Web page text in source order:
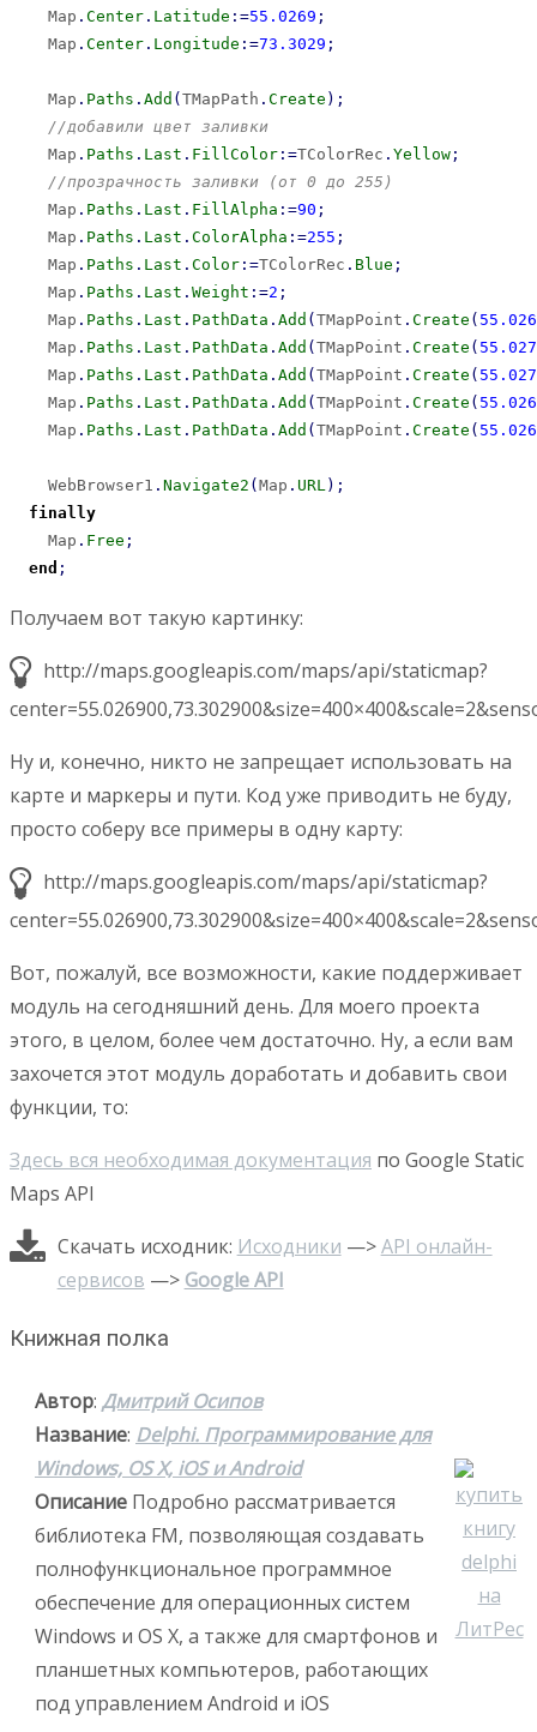
    Map
. Center . Latitude : =55.0269 ;
    Map
. Center . Longitude : =73.3029 ;
    Map
. Paths . Add ( TMapPath . Create ) ;
//добавили цвет заливки
    Map
. Paths . Last . FillColor : =TColorRec . Yellow ;
//прозрачность заливки (от 0 до 255)
    Map
. Paths . Last . FillAlpha : =90 ;
    Map
. Paths . Last . ColorAlpha : =255 ;
    Map
. Paths . Last . Color : =TColorRec . Blue ;
    Map
. Paths . Last . Weight : =2 ;
    Map
. Paths . Last . PathData . Add ( TMapPoint . Create (
    Map
. Paths . Last . PathData . Add ( TMapPoint . Create (
    Map
. Paths . Last . PathData . Add ( TMapPoint . Create (
    Map
. Paths . Last . PathData . Add ( TMapPoint . Create (
    Map
. Paths . Last . PathData . Add ( TMapPoint . Create (
    WebBrowser1
. Navigate2 ( Map . URL ) ;
finally
    Map
. Free ;
end ;
Получаем вот такую картинку:
http://maps.googleapis.com/maps/api/staticmap?
Ну и, конечно, никто не запрещает использовать на
карте и маркеры и пути. Код уже приводить не буду,
просто соберу все примеры в одну карту:
http://maps.googleapis.com/maps/api/staticmap?
Вот, пожалуй, все возможности, какие поддерживает
модуль на сегодняшний день. Для моего проекта
этого, в целом, более чем достаточно. Ну, а если вам
захочется этот модуль доработать и добавить свои
функции, то:
Здесь вся необходимая документация по Google Static
Maps API
Скачать исходник: Исходники —>API онлайн-
сервисов —> Google API
Книжная полка
Автор: Дмитрий Осипов
Название: Delphi. Программирование для
Windows, OS X, iOS и Android
Описание Подробно рассматривается
библиотека FM, позволяющая создавать
полнофункциональное программное
обеспечение для операционных систем
Windows и OS X, а также для смартфонов и
планшетных компьютеров, работающих
под управлением Android и iOS